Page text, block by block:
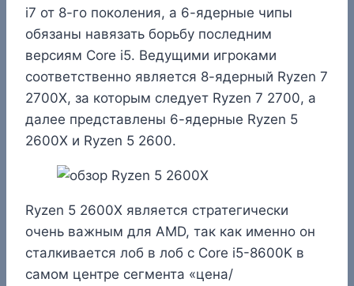
i7 от 8-го поколения, а 6-ядерные чипы
обязаны навязать борьбу последним
версиям Core i5. Ведущими игроками
соответственно является 8-ядерный Ryzen 7
2700X, за которым следует Ryzen 7 2700, а
далее представлены 6-ядерные Ryzen 5
2600X и Ryzen 5 2600.
Ryzen 5 2600X является стратегически
очень важным для AMD, так как именно он
сталкивается лоб в лоб с Core i5-8600K в
самом центре сегмента «цена/